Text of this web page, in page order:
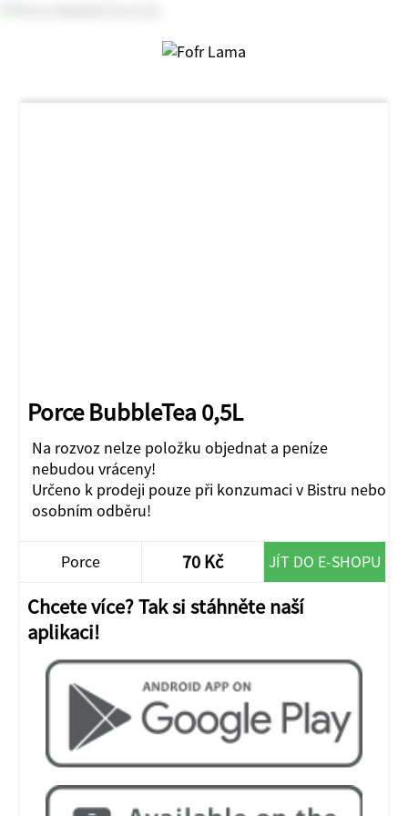
Porce BubbleTea 0,5L
Na rozvoz nelze položku objednat a peníze
nebudou vráceny!
Určeno k prodeji pouze při konzumaci v Bistru nebo
osobním odběru!
Porce 70 Kč JÍT DO E-SHOPU
Chcete více? Tak si stáhněte naší
aplikaci!